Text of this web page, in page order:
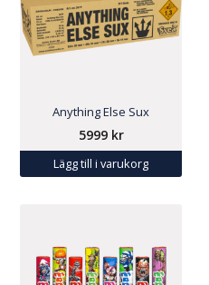
Anything Else Sux
5999 kr
Lägg till i varukorg